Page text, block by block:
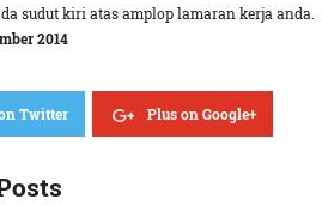
sudut kiri atas amplop lamaran kerja anda.
2014
Twitter Plus on Google+